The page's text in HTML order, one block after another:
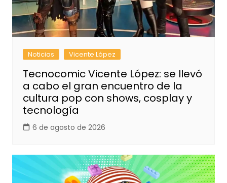
Noticias Vicente López
Tecnocomic Vicente López: se llevó
a cabo el gran encuentro de la
cultura pop con shows, cosplay y
tecnología
6 de agosto de 2026